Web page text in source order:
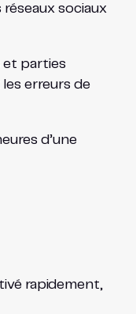
sociaux
et parties
erreurs de
d’une
rapidement,